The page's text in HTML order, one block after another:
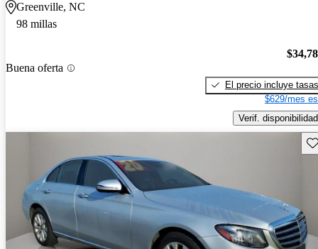
Greenville, NC
98 millas
Buena oferta
El precio incluye tasas
$629/mes
Verif. disponibilidad